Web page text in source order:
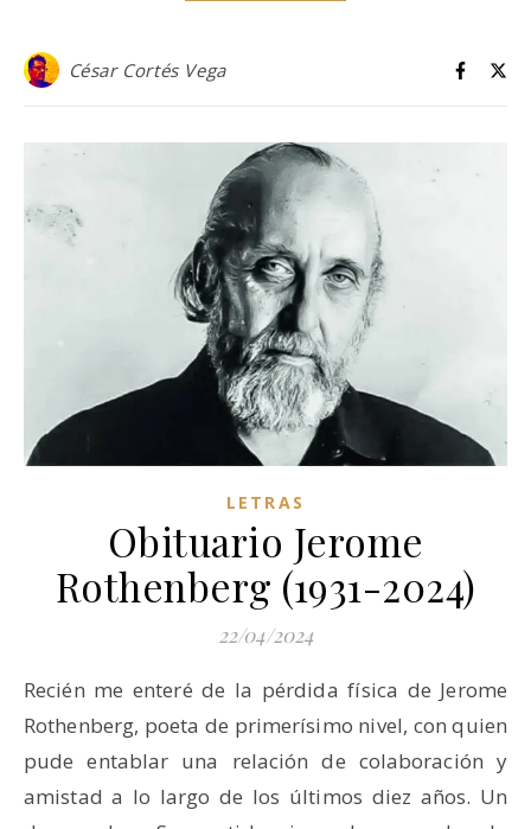
César Cortés Vega
LETRAS
Obituario Jerome
Rothenberg (1931-2024)
22/04/2024
Recién me enteré de la pérdida física de Jerome
Rothenberg, poeta de primerísimo nivel, con quien
pude entablar una relación de colaboración y
amistad a lo largo de los últimos diez años. Un